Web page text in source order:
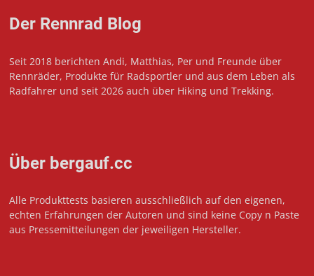
Der Rennrad Blog
Seit 2018 berichten Andi, Matthias, Per und Freunde über
Rennräder, Produkte für Radsportler und aus dem Leben als
Radfahrer und seit 2026 auch über Hiking und Trekking.
Über bergauf.cc
Alle Produkttests basieren ausschließlich auf den eigenen,
echten Erfahrungen der Autoren und sind keine Copy n Paste
aus Pressemitteilungen der jeweiligen Hersteller.